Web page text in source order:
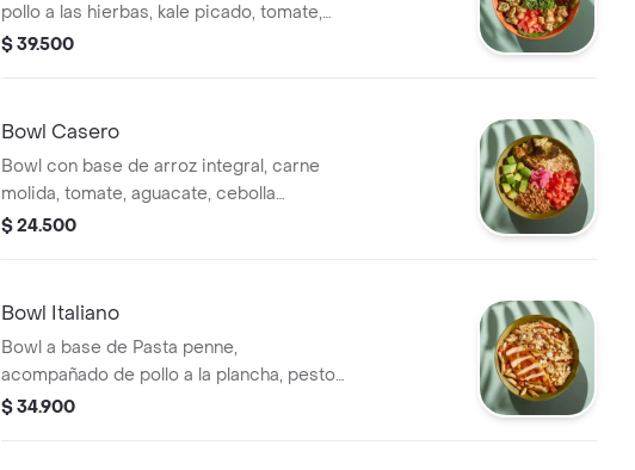
pollo a las hierbas, kale picado, tomate,
aguacate, galletas de parmesano,
$ 39.500
Bowl Casero
Bowl con base de arroz integral, carne
molida, tomate, aguacate, cebolla
encurtida, brócoli rostizado y cilantro.
$ 24.500
Bowl Italiano
Bowl a base de Pasta penne,
acompañado de pollo a la plancha, pesto,
tomate chonto y queso feta.
$ 34.900